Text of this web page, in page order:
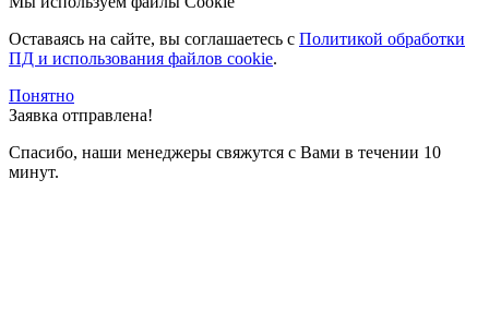
Оставаясь на сайте, вы соглашаетесь c Политикой обработки
ПД и использования файлов cookie.
Понятно
Заявка отправлена!
Спасибо, наши менеджеры свяжутся с Вами в течении 10
минут.